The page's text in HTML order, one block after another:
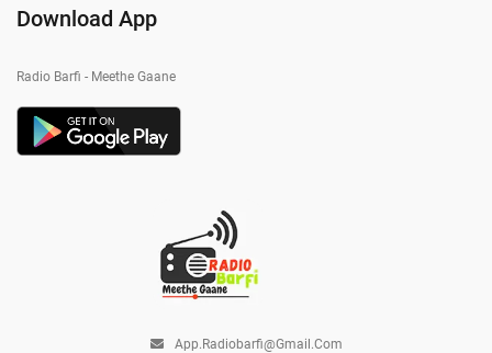
Download App
Radio Barfi - Meethe Gaane
App.radiobarfi@gmail.com